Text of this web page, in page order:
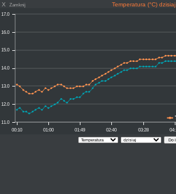
X Zamknij Temperatura (°C) dzisiaj